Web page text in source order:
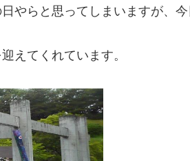
やらと思ってしまいますが、
えてくれています。